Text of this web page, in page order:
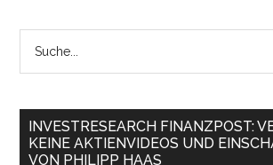
INVESTRESEARCH FINANZPOST:
KEINE AKTIENVIDEOS UND
VON PHILIPP HAAS